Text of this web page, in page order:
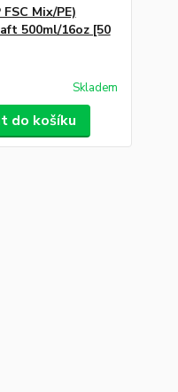
Mix/PE)
500ml/16oz [50
Skladem
do košíku